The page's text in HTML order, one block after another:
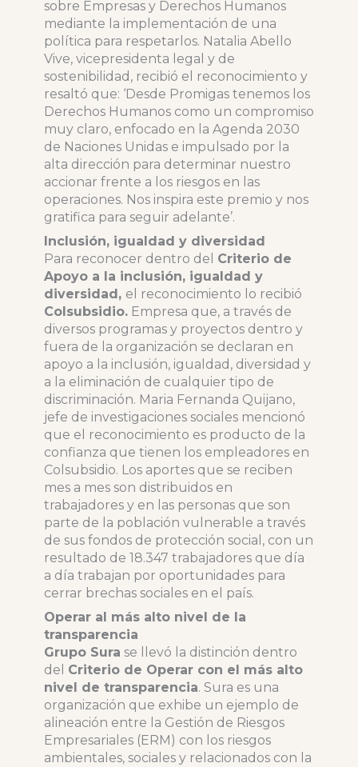
sobre Empresas y Derechos Humanos
mediante la implementación de una
política para respetarlos. Natalia Abello
Vive, vicepresidenta legal y de
sostenibilidad, recibió el reconocimiento y
resaltó que: ‘Desde Promigas tenemos los
Derechos Humanos como un compromiso
muy claro, enfocado en la Agenda 2030
de Naciones Unidas e impulsado por la
alta dirección para determinar nuestro
accionar frente a los riesgos en las
operaciones. Nos inspira este premio y nos
gratifica para seguir adelante’.
Inclusión, igualdad y diversidad
Para reconocer dentro del Criterio de
Apoyo a la inclusión, igualdad y
diversidad, el reconocimiento lo recibió
Colsubsidio.Empresa que, a través de
diversos programas y proyectos dentro y
fuera de la organización se declaran en
apoyo a la inclusión, igualdad, diversidad y
a la eliminación de cualquier tipo de
discriminación. Maria Fernanda Quijano,
jefe de investigaciones sociales mencionó
que el reconocimiento es producto de la
confianza que tienen los empleadores en
Colsubsidio. Los aportes que se reciben
mes a mes son distribuidos en
trabajadores y en las personas que son
parte de la población vulnerable a través
de sus fondos de protección social, con un
resultado de 18.347 trabajadores que día
a día trabajan por oportunidades para
cerrar brechas sociales en el país.
Operar al más alto nivel de la
transparencia
Grupo Sura se llevó la distinción dentro
del Criterio de Operar con el más alto
nivel de transparencia. Sura es una
organización que exhibe un ejemplo de
alineación entre la Gestión de Riesgos
Empresariales (ERM) con los riesgos
ambientales, sociales y relacionados con la